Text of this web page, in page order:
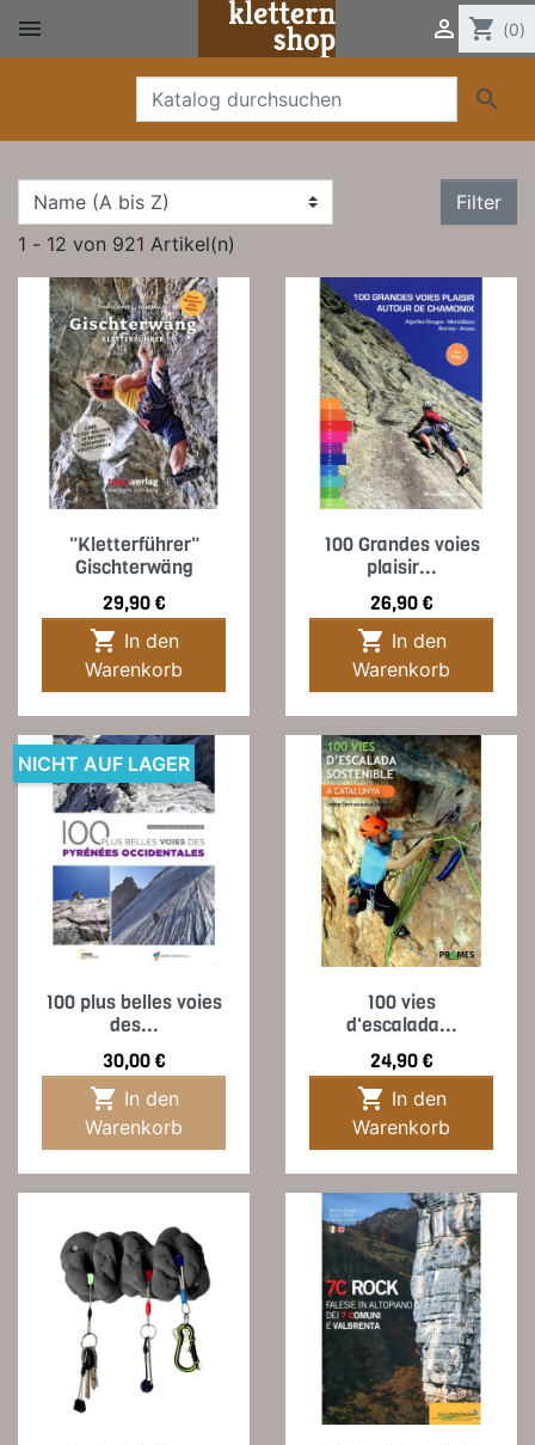
  shopping_cart (0)

Filter
1 - 12 von 921 Artikel(n)
"Kletterführer"
Gischterwäng
Preis
29,90 €

Warenkorb
100 Grandes voies
plaisir...
Preis
26,90 €

Warenkorb
100 plus belles voies
des...
Preis
30,00 €

Warenkorb
NICHT AUF LAGER
100 vies
d'escalada...
Preis
24,90 €

Warenkorb